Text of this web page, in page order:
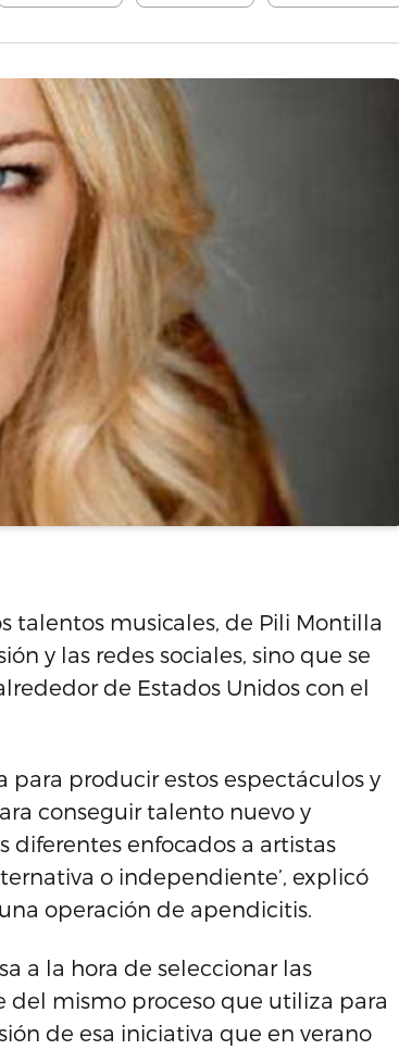
talentos musicales, de Pili Montilla
y las redes sociales, sino que se
de Estados Unidos con el
para producir estos espectáculos y
conseguir talento nuevo y
diferentes enfocados a artistas
o independiente’, explicó
operación de apendicitis.
a la hora de seleccionar las
del mismo proceso que utiliza para
de esa iniciativa que en verano